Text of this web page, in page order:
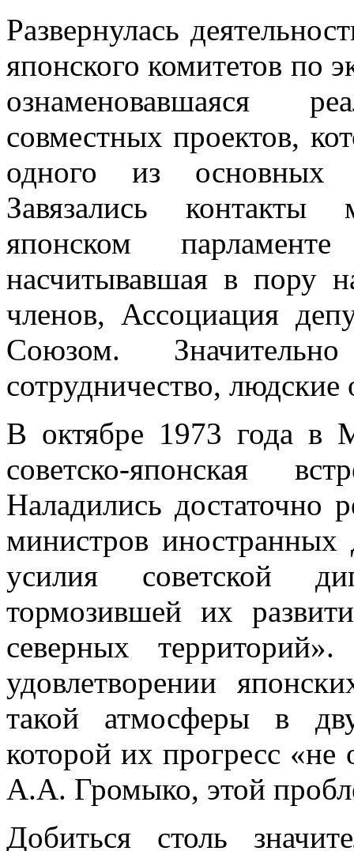
Развернулась
японского комитетов по
ознаменовавшаяся
совместных проектов,
одного из основных
Завязались
японском
насчитывавшая в пору
членов, Ассоциация
Союзом.
сотрудничество,
В октябре 1973 года в
советско-японская
Наладились достаточно
министров иностранных
усилия советской
тормозившей их
северных
удовлетворении
такой атмосферы в
которой их прогресс
А.А. Громыко, этой
Добиться столь